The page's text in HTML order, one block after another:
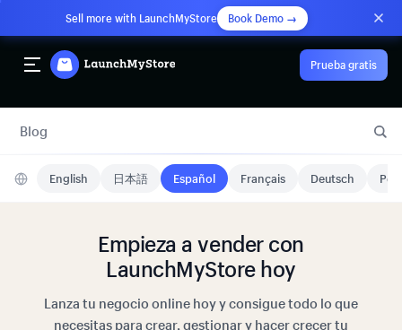
Sell more with LaunchMyStore Book Demo →
Prueba gratis
Blog
English 日本語 Español Français Deutsch
Empieza a vender con
LaunchMyStore hoy
Lanza tu negocio online hoy y consigue todo lo que
necesitas para crear, gestionar y hacer crecer tu